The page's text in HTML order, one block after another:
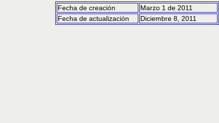
Fecha de creación
Marzo 1 de 2011
Fecha de actualización
Diciembre 8, 2011